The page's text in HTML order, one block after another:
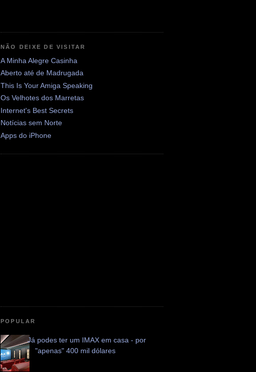
NÃO DEIXE DE VISITAR
A Minha Alegre Casinha
Aberto até de Madrugada
This Is Your Amiga Speaking
Os Velhotes dos Marretas
Internet's Best Secrets
Notícias sem Norte
Apps do iPhone
POPULAR
Já podes ter um IMAX em casa - por
"apenas" 400 mil dólares